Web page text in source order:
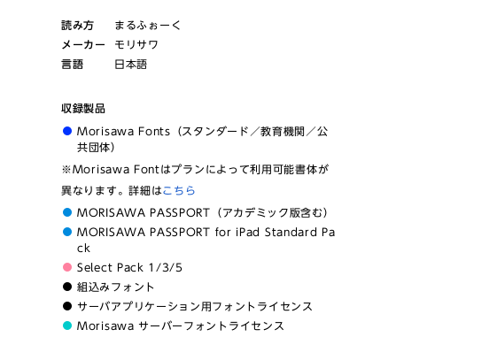
読み方
まるふぉーく
メーカー
モリサワ
言語
日本語
収録製品
Morisawa Fonts（スタンダード／教育機関／公
共団体）
※Morisawa Fontはプランによって利用可能書体が
異なります。詳細はこちら
MORISAWA PASSPORT（アカデミック版含む）
MORISAWA PASSPORT for iPad Standard Pa
ck
Select Pack 1/3/5
組込みフォント
サーバアプリケーション用フォントライセンス
Morisawa サーバーフォントライセンス